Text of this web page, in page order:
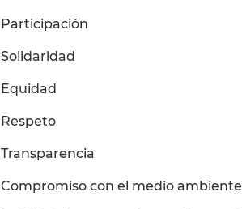
Participación
Solidaridad
Equidad
Respeto
Transparencia
Compromiso con el medio ambiente